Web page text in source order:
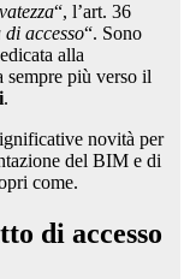
“, l’art. 36
accesso“. Sono
alla
sempre più verso il
.
novità per
del BIM e di
come.
di accesso